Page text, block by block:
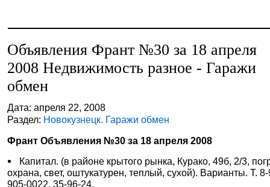
Объявления Франт №30 за 18 апреля
2008 Недвижимость разное - Гаражи
обмен
Дата: апреля 22, 2008
Раздел: Новокузнецк. Гаражи обмен
Франт Объявления №30 за 18 апреля 2008
Капитал. (в районе крытого рынка, Курако, 49б, 2/3,
охрана, свет, оштукатурен, теплый, сухой). Варианты. Т.
905-0022, 35-96-24.